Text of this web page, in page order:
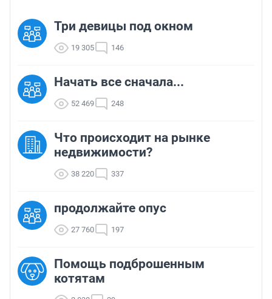
Три девицы под окном
19 305 146
Начать все сначала...
52 469 248
Что происходит на рынке
недвижимости?
38 220 337
продолжайте опус
27 760 197
Помощь подброшенным
котятам